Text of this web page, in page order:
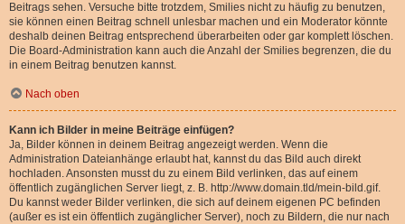
Beitrags sehen. Versuche bitte trotzdem, Smilies nicht zu häufig zu benutzen,
sie können einen Beitrag schnell unlesbar machen und ein Moderator könnte
deshalb deinen Beitrag entsprechend überarbeiten oder gar komplett löschen.
Die Board-Administration kann auch die Anzahl der Smilies begrenzen, die du
in einem Beitrag benutzen kannst.
Nach oben
Kann ich Bilder in meine Beiträge einfügen?
Ja, Bilder können in deinem Beitrag angezeigt werden. Wenn die
Administration Dateianhänge erlaubt hat, kannst du das Bild auch direkt
hochladen. Ansonsten musst du zu einem Bild verlinken, das auf einem
öffentlich zugänglichen Server liegt, z. B. http://www.domain.tld/mein-bild.gif.
Du kannst weder Bilder verlinken, die sich auf deinem eigenen PC befinden
(außer es ist ein öffentlich zugänglicher Server), noch zu Bildern, die nur nach